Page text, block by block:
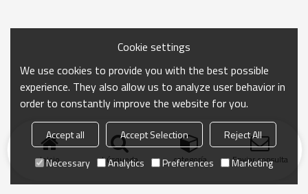
Inicio búsqueda categoría Enviar consulta
Cookie settings
We use cookies to provide you with the best possible
experience. They also allow us to analyze user behavior in
order to constantly improve the website for you.
Accept all Accept Selection
Reject All
Necessary
Analytics Preferences Marketing